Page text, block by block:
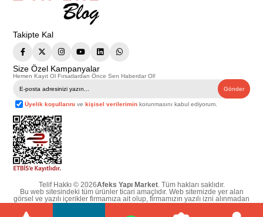
Takipte Kal
Size Özel Kampanyalar
Hemen Kayıt Ol Fırsatlardan Önce Sen Haberdar Ol!
Gönder
Üyelik koşullarını vekişisel verilerimin korunmasını kabul ediyorum.
Telif Hakkı © 2026Afeks Yapı Market. Tüm hakları saklıdır.
Bu web sitesindeki tüm ürünler ticari amaçlıdır. Web sitemizde yer alan
görsel ve yazılı içerikler firmamıza ait olup, firmamızın yazılı izni alınmadan
hiçbir yazılı/görsel içerik, logo, kopyalanamaz, kaynak gösterilemez ve
başka yerlerde kullanılamaz. İçeriklerin izin alınmadan kopyalanması ve